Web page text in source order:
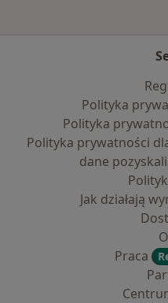
Polityka
Polityka
Polityka prywatności
dane
Jak działają
Praca